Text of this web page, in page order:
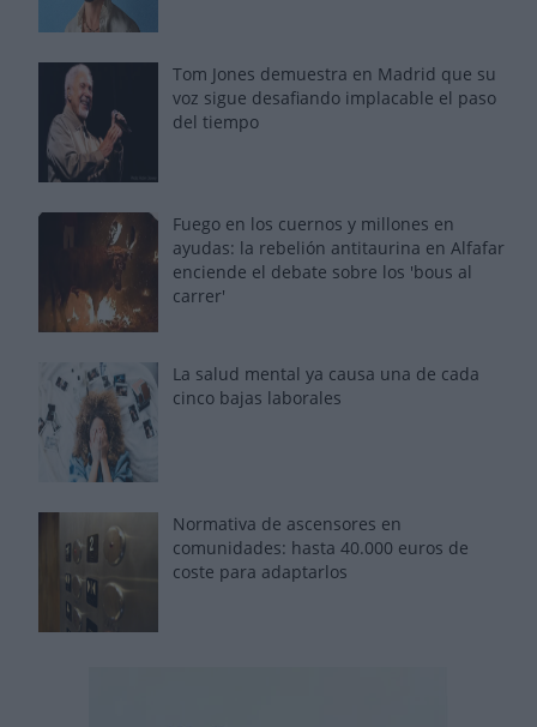
Tom Jones demuestra en Madrid que su
voz sigue desafiando implacable el paso
del tiempo
Fuego en los cuernos y millones en
ayudas: la rebelión antitaurina en Alfafar
enciende el debate sobre los 'bous al
carrer'
La salud mental ya causa una de cada
cinco bajas laborales
Normativa de ascensores en
comunidades: hasta 40.000 euros de
coste para adaptarlos